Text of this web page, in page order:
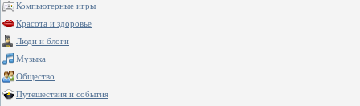
Компьютерные игры
Красота и здоровье
Люди и блоги
Музыка
Общество
Путешествия и события